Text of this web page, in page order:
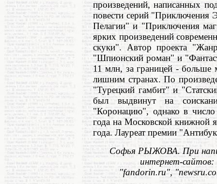
произведений, написанных
повести серий "Приключения
Пелагии" и "Приключения
ярких произведений
скуки". Автор проекта
"Шпионский роман" и
11 млн, за границей - больше
лишним странах. По
"Турецкий гамбит" и
был выдвинут на
"Коронацию", однако в
года на Московской книжной
года. Лауреат премии
Софья РЫЖОВА. При
интернет-
"fandorin.ru",